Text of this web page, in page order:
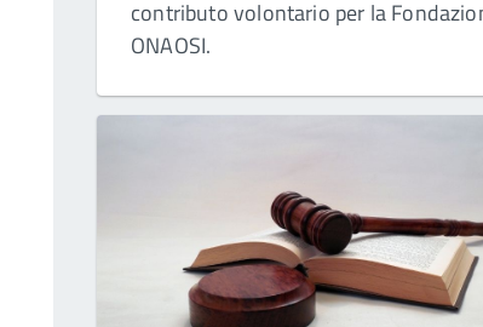
contributo volontario per la
ONAOSI.